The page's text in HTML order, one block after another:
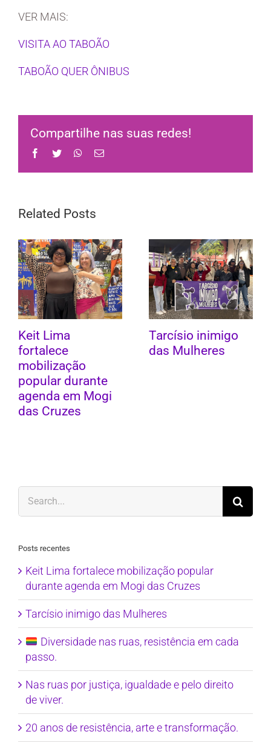
VER MAIS:
VISITA AO TABOÃO
TABOÃO QUER ÔNIBUS
Compartilhe nas suas redes!
Facebook
Twitter WhatsApp
Email
Related Posts
Keit Lima
fortalece
mobilização
popular durante
agenda em Mogi
das Cruzes
Tarcísio inimigo
das Mulheres
for:
Posts recentes
Keit Lima fortalece mobilização popular
durante agenda em Mogi das Cruzes
Tarcísio inimigo das Mulheres
Diversidade nas ruas, resistência em cada
passo.
Nas ruas por justiça, igualdade e pelo direito
de viver.
20 anos de resistência, arte e transformação.